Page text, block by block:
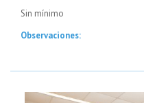
Sin mínimo
Observaciones: